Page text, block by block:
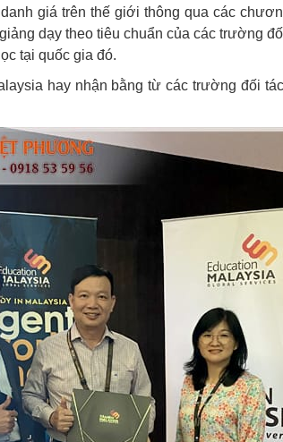
giá trên thế giới thông qua các
dạy theo tiêu chuẩn của các trường
tại quốc gia đó.
hay nhận bằng từ các trường đối